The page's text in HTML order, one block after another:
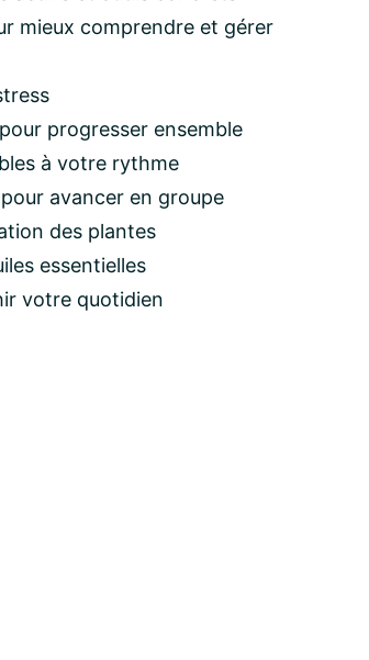
mieux comprendre et gérer
progresser ensemble
à votre rythme
avancer en groupe
des plantes
essentielles
votre quotidien